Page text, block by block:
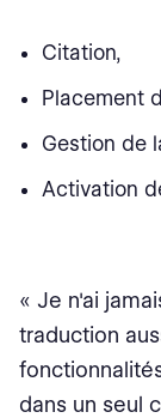
Citation,
Placement
Gestion de
Activation
« Je n'ai
traduction
dans un seul